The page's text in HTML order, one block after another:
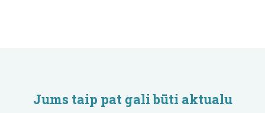
Jums taip pat gali būti aktualu